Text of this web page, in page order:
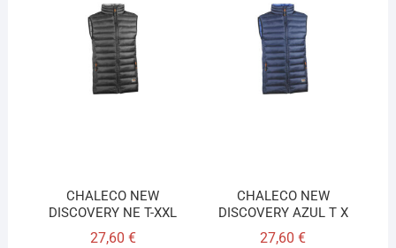
CHALECO NEW
DISCOVERY NE T-XXL
27,60 €
CHALECO NEW
DISCOVERY AZUL T X
27,60€